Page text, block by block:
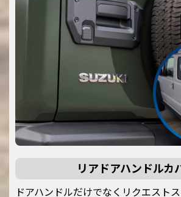
リアドアハンドルカ
ドアハンドルだけでなくリクエスト